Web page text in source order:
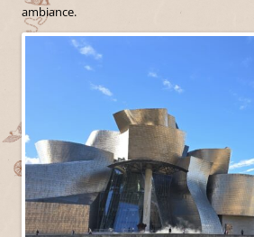
ambiance.